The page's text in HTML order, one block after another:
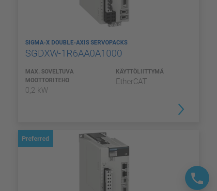
SIGMA-X DOUBLE-AXIS SERVOPACKS
SGDXW-1R6AA0A1000
MAX. SOVELTUVA
MOOTTORITEHO
0,2 kW
KÄYTTÖLIITTYMÄ
EtherCAT
Preferred